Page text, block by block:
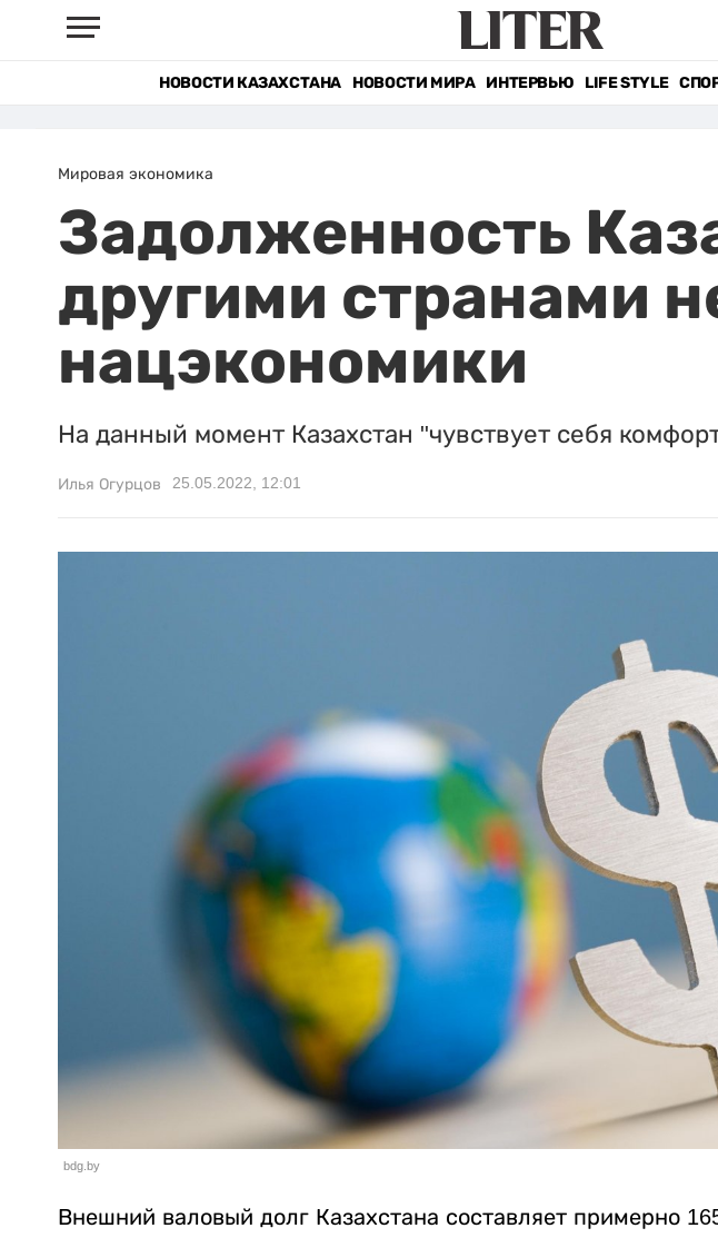
НОВОСТИ КАЗАХСТАНА НОВОСТИ МИРА ИНТЕРВЬЮ LIFE STYLE
Мировая экономика
Задолженность
другими странами
нацэкономики
На данный момент Казахстан "чувствует себя
Илья Огурцов 25.05.2022, 12:01
bdg.by
Внешний валовый долг Казахстана составляет примерно